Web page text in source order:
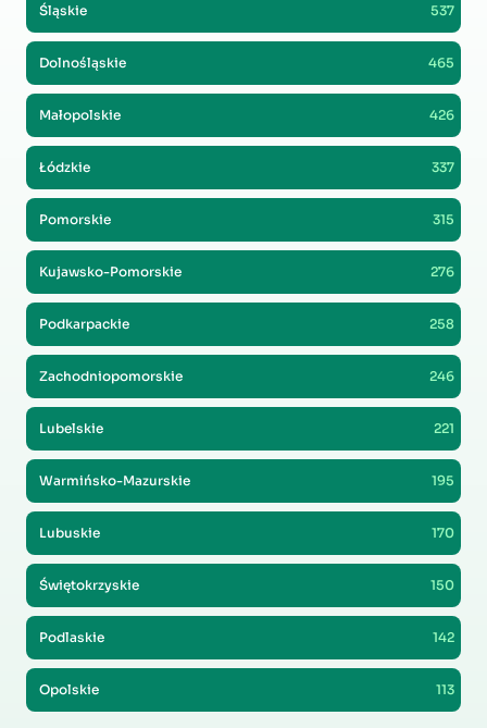
Śląskie 537
Dolnośląskie 465
Małopolskie 426
Łódzkie 337
Pomorskie 315
Kujawsko-Pomorskie 276
Podkarpackie 258
Zachodniopomorskie 246
Lubelskie 221
Warmińsko-Mazurskie 195
Lubuskie 170
Świętokrzyskie 150
Podlaskie 142
Opolskie 113